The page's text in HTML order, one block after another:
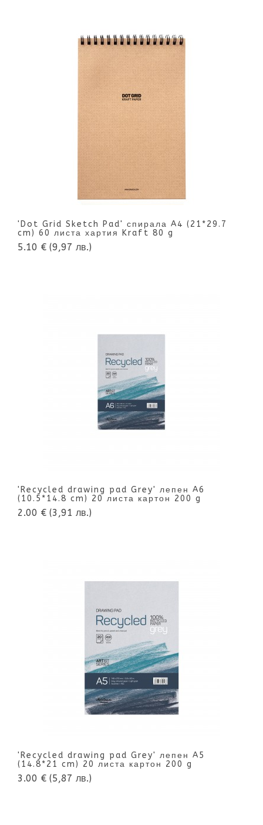
'Dot Grid Sketch Pad' спирала A4 (21*29.7
cm) 60 листа хартия Kraft 80 g
5.10 € (9,97 лв.)
'Recycled drawing pad Grey' лепен A6
(10.5*14.8 cm) 20 листа картон 200 g
2.00 € (3,91 лв.)
'Recycled drawing pad Grey' лепен A5
(14.8*21 cm) 20 листа картон 200 g
3.00 € (5,87 лв.)